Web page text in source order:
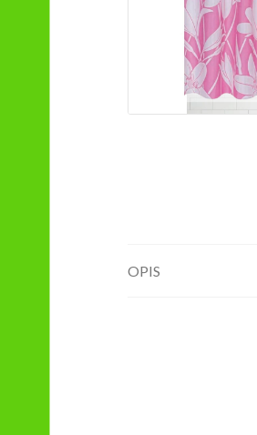
OPIS